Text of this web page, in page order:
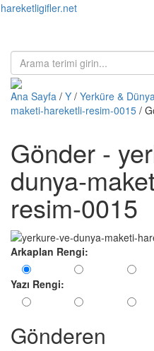
hareketligifler.net
Ana Sayfa / Y / Yerküre &
maketi-hareketli-resim-0015 /
Gönder -
dunya-
resim-0015
Arkaplan Rengi:
Yazı Rengi:
Gönderen